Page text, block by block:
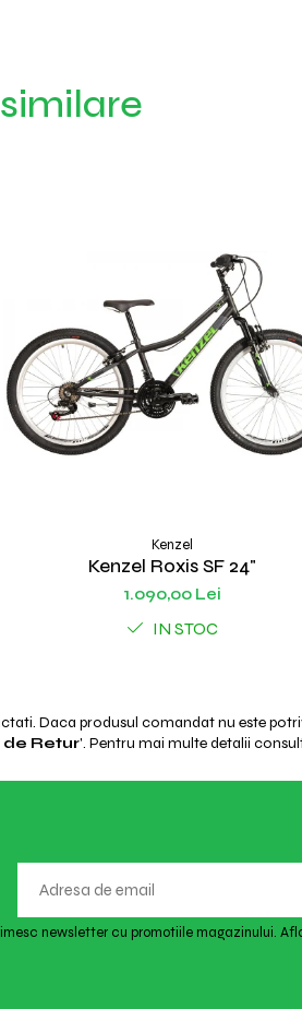
Kenzel
Kenzel Roxis SF 24"
1.090,00 Lei
IN STOC
Daca produsul comandat nu este
Retur'. Pentru mai multe detalii
newsletter cu promotiile magazinului.